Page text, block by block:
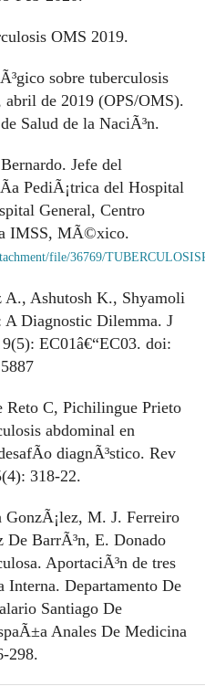
OMS 2019.
sobre tuberculosis
de 2019 (OPS/OMS).
Salud de la NaciÃ³n.
Jefe del
PediÃ¡trica del Hospital
General, Centro
IMSS, MÃ©xico.
file/36769/
A., Ashutosh K., Shyamoli
Diagnostic Dilemma. J
EC01â€“EC03. doi:
C, Pichilingue Prieto
abdominal en
diagnÃ³stico. Rev
318-22.
M. J. Ferreiro
De BarrÃ³n, E. Donado
AportaciÃ³n de tres
Interna. Departamento De
Santiago De
Anales De Medicina
298.